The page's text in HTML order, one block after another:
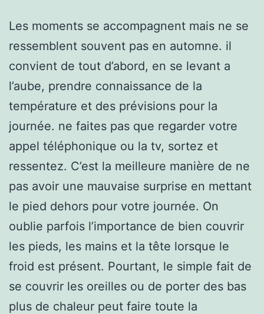
Les moments se accompagnent mais ne se
ressemblent souvent pas en automne. il
convient de tout d’abord, en se levant a
l’aube, prendre connaissance de la
température et des prévisions pour la
journée. ne faites pas que regarder votre
appel téléphonique ou la tv, sortez et
ressentez. C’est la meilleure manière de ne
pas avoir une mauvaise surprise en mettant
le pied dehors pour votre journée. On
oublie parfois l’importance de bien couvrir
les pieds, les mains et la tête lorsque le
froid est présent. Pourtant, le simple fait de
se couvrir les oreilles ou de porter des bas
plus de chaleur peut faire toute la